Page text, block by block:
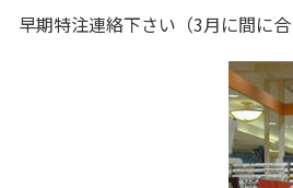
早期特注連絡下さい（3月に間に